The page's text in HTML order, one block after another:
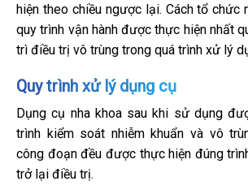
hiện theo chiều ngược lại. Cách tổ chức
quy trình vận hành được thực hiện nhất
trì điều trị vô trùng trong quá trình xử lý
Quy trình xử lý dụng cụ
Dụng cụ nha khoa sau khi sử dụng
trình kiểm soát nhiễm khuẩn và vô
công đoạn đều được thực hiện đúng
trở lại điều trị.